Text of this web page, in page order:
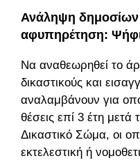
Ανάληψη δημοσίων
αφυπηρέτηση:
Να αναθεωρηθεί το
δικαστικούς και
αναλαμβάνουν για
θέσεις επί 3 έτη
Δικαστικό Σώμα, οι
εκτελεστική ή